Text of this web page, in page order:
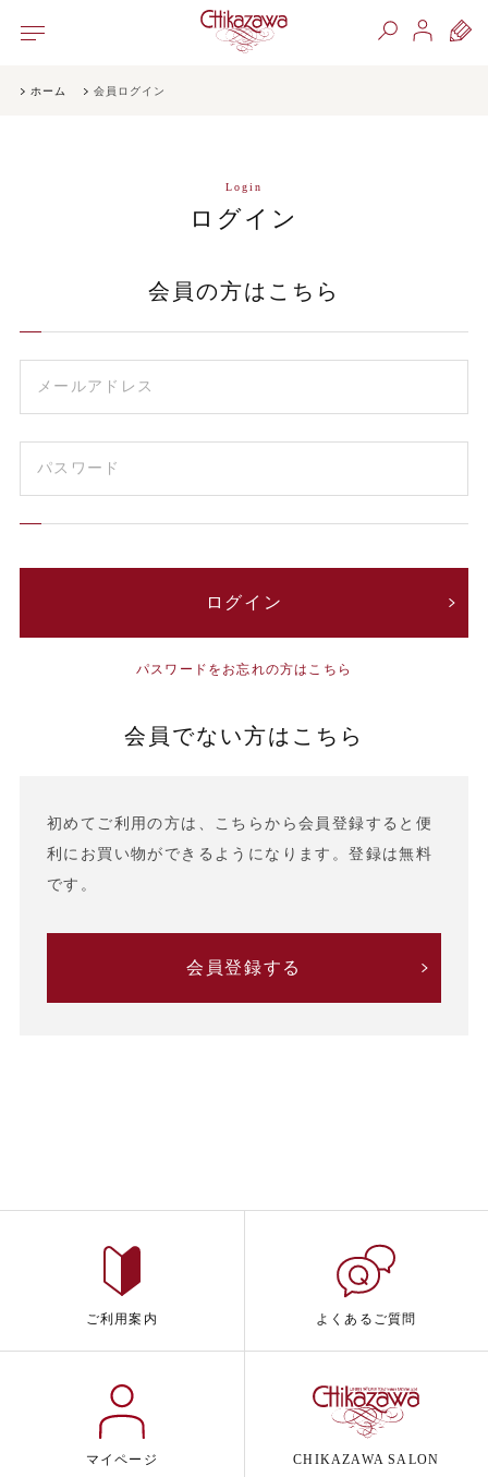
ホーム 会員ログイン
Login
ログイン
会員の方はこちら
パスワードをお忘れの方はこちら
会員でない方はこちら
初めてご利用の方は、こちらから会員登録すると便
利にお買い物ができるようになります。登録は無料
です。
会員登録する
ご利用案内 よくあるご質問
マイページ CHIKAZAWA SALON